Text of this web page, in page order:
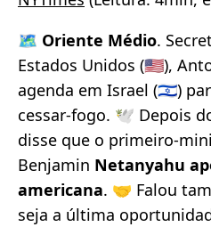
🗺️ Oriente Médio.
Estados Unidos (🇺🇸),
agenda em Israel (🇮🇱)
cessar-fogo. 🕊️ Depois
disse que o primeiro-
Benjamin Netanyahu
americana. 🤝 Falou
seja a última